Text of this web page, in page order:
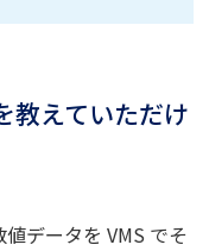
教えていただけ
データを VMS でそ